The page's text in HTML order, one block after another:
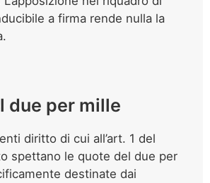
a firma rende nulla la
due per mille
diritto di cui all’art. 1 del
spettano le quote del due per
destinate dai